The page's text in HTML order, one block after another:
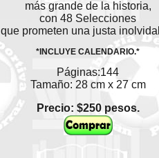
más grande de la historia,
con 48 Selecciones
que prometen una justa
*INCLUYE CALENDARIO.*
Páginas:144
Tamaño: 28 cm x 27 cm
Precio: $250 pesos.